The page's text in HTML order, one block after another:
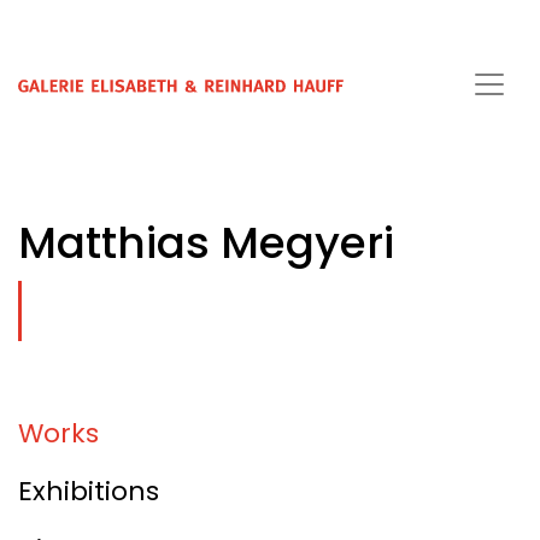
Matthias Megyeri
Works
Exhibitions